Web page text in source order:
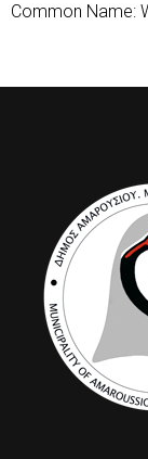
Common Name: